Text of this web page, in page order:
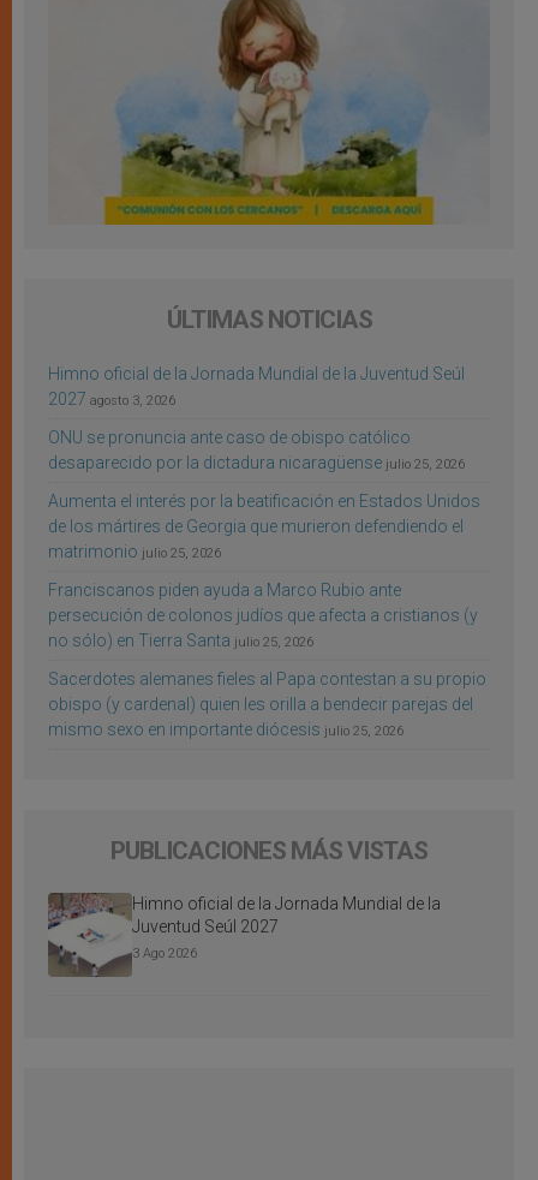
ÚLTIMAS NOTICIAS
Himno oficial de la Jornada Mundial de la Juventud Seúl
2027 agosto 3, 2026
ONU se pronuncia ante caso de obispo católico
desaparecido por la dictadura nicaragüense julio 25, 2026
Aumenta el interés por la beatificación en Estados Unidos
de los mártires de Georgia que murieron defendiendo el
matrimonio julio 25, 2026
Franciscanos piden ayuda a Marco Rubio ante
persecución de colonos judíos que afecta a cristianos (y
no sólo) en Tierra Santa julio 25, 2026
Sacerdotes alemanes fieles al Papa contestan a su propio
obispo (y cardenal) quien les orilla a bendecir parejas del
mismo sexo en importante diócesis julio 25, 2026
PUBLICACIONES MÁS VISTAS
Himno oficial de la Jornada Mundial de la
Juventud Seúl 2027
3 Ago 2026